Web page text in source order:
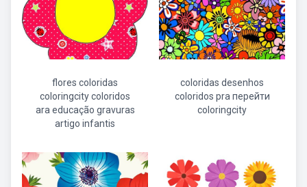
flores coloridas
coloringcity coloridos
ara educação gravuras
artigo infantis
coloridas desenhos
coloridos pra перейти
coloringcity